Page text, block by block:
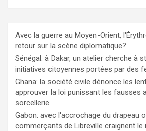
Avec la guerre au Moyen-Orient,
retour sur la scène diplomatique?
Sénégal: à Dakar, un atelier cherche à
initiatives citoyennes portées par des
Ghana: la société civile dénonce les
approuver la loi punissant les fausses
sorcellerie
Gabon: avec l'accrochage du drapeau
commerçants de Libreville craignent le